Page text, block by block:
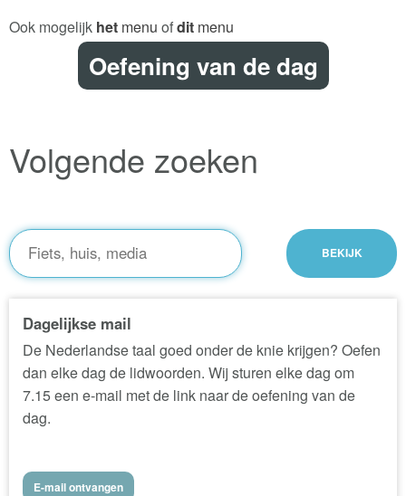
Ook mogelijk het menu ofdit menu
Oefening van de dag
Volgende zoeken
Dagelijkse mail
De Nederlandse taal goed onder de knie krijgen? Oefen
dan elke dag de lidwoorden. Wij sturen elke dag om
7.15 een e-mail met de link naar de oefening van de
dag.
E-mail ontvangen